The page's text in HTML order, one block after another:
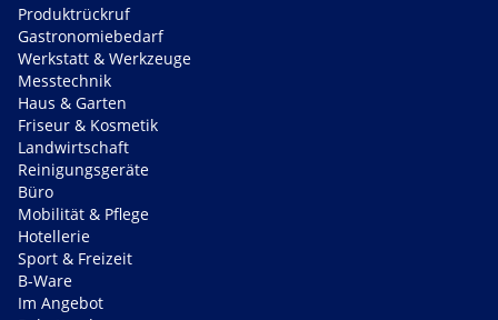
Produktrückruf
Gastronomiebedarf
Werkstatt & Werkzeuge
Messtechnik
Haus & Garten
Friseur & Kosmetik
Landwirtschaft
Reinigungsgeräte
Büro
Mobilität & Pflege
Hotellerie
Sport & Freizeit
B-Ware
Im Angebot